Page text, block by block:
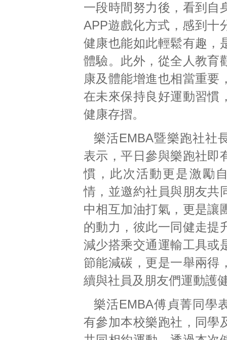
一段時間努力後，看到自
APP遊戲化方式，感到十
健康也能如此輕鬆有趣，
體驗。此外，從全人教育
康及體能增進也相當重要
在未來保持良好運動習慣
健康存摺。
樂活EMBA暨樂跑社社
表示，平日參與樂跑社即
慣，此次活動更是激勵
情，並邀約社員與朋友共
中相互加油打氣，更是讓
的動力，彼此一同健走提
減少搭乘交通運輸工具或
節能減碳，更是一舉兩得
續與社員及朋友們運動護
樂活EMBA傅貞菁同學
有參加本校樂跑社，同學